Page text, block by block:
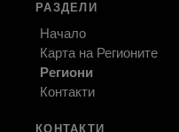
РАЗДЕЛИ
Начало
Карта на Регионите
Региони
Контакти
КОНТАКТИ